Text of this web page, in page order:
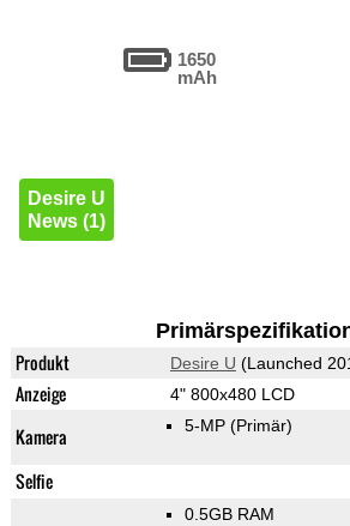
1650
mAh
Desire U
News (1)
Produkt Desire U (Launched
Anzeige 4" 800x480 LCD
Kamera 5-MP (Primär)
Selfie
0.5GB RAM